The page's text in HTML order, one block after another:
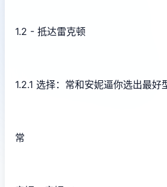
1.2 - 抵达雷克顿
1.2.1 选择：常和安妮逼你选出最好
常